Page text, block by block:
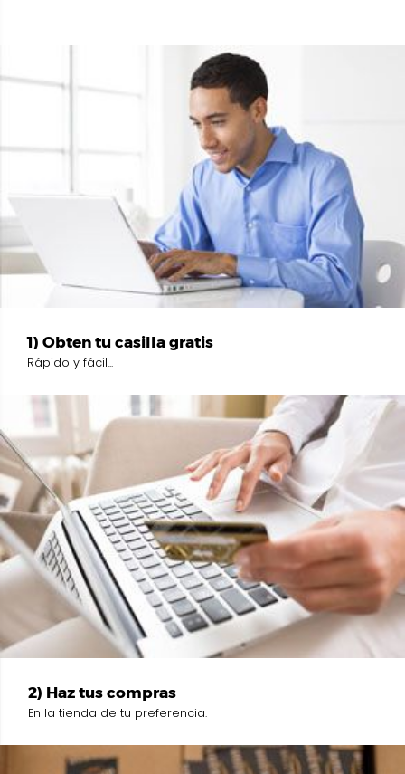
1) Obten tu casilla gratis
Rápido y fácil...
2) Haz tus compras
En la tienda de tu preferencia.